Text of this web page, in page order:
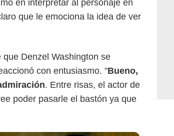
en interpretar al personaje en
que le emociona la idea de ver
Denzel Washington se
con entusiasmo. "Bueno,
. Entre risas, el actor de
poder pasarle el bastón ya que